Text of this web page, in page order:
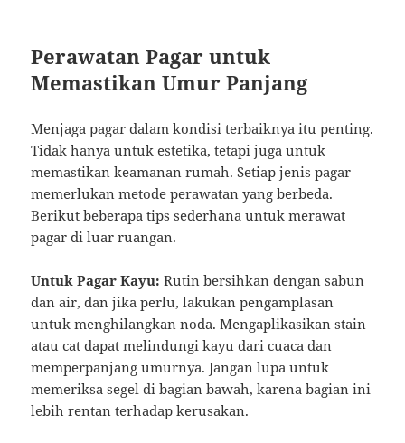
Perawatan Pagar untuk
Memastikan Umur Panjang
Menjaga pagar dalam kondisi terbaiknya itu penting.
Tidak hanya untuk estetika, tetapi juga untuk
memastikan keamanan rumah. Setiap jenis pagar
memerlukan metode perawatan yang berbeda.
Berikut beberapa tips sederhana untuk merawat
pagar di luar ruangan.
Untuk Pagar Kayu: Rutin bersihkan dengan sabun
dan air, dan jika perlu, lakukan pengamplasan
untuk menghilangkan noda. Mengaplikasikan stain
atau cat dapat melindungi kayu dari cuaca dan
memperpanjang umurnya. Jangan lupa untuk
memeriksa segel di bagian bawah, karena bagian ini
lebih rentan terhadap kerusakan.